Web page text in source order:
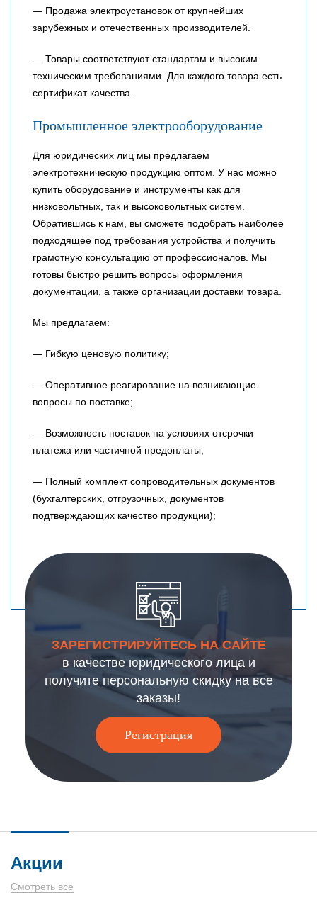
— Продажа электроустановок от крупнейших
зарубежных и отечественных производителей.
— Товары соответствуют стандартам и высоким
техническим требованиями. Для каждого товара есть
сертификат качества.
Промышленное электрооборудование
Для юридических лиц мы предлагаем
электротехническую продукцию оптом. У нас можно
купить оборудование и инструменты как для
низковольтных, так и высоковольтных систем.
Обратившись к нам, вы сможете подобрать наиболее
подходящее под требования устройства и получить
грамотную консультацию от профессионалов. Мы
готовы быстро решить вопросы оформления
документации, а также организации доставки товара.
Мы предлагаем:
— Гибкую ценовую политику;
— Оперативное реагирование на возникающие
вопросы по поставке;
— Возможность поставок на условиях отсрочки
платежа или частичной предоплаты;
— Полный комплект сопроводительных документов
(бухгалтерских, отгрузочных, документов
подтверждающих качество продукции);
ЗАРЕГИСТРИРУЙТЕСЬ НА САЙТЕ
в качестве юридического лица и
получите персональную скидку на все
заказы!
Регистрация
Акции
Смотреть все